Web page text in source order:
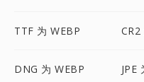
TTF 为 WEBP CR2
DNG 为 WEBP JPE